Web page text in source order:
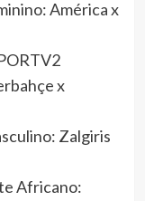
América x
x
Zalgiris
Africano: